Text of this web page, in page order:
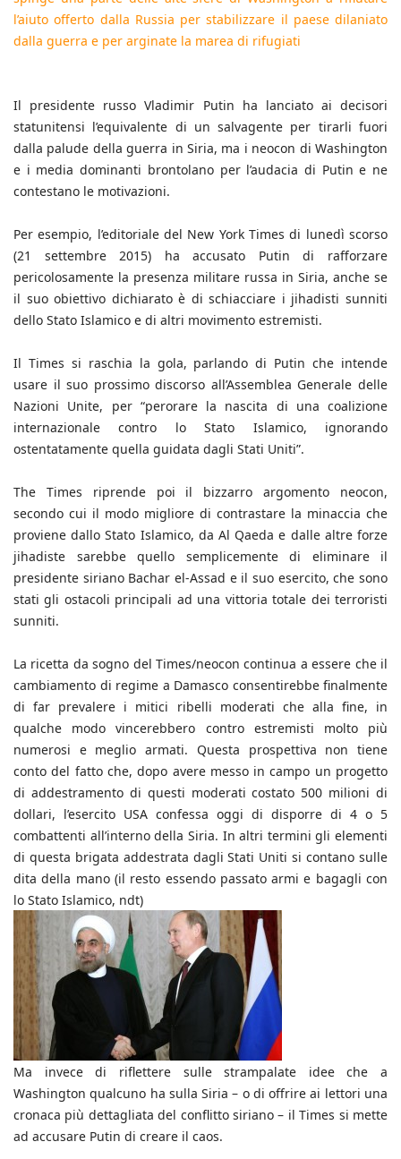
l’aiuto offerto dalla Russia per stabilizzare il paese dilaniato
dalla guerra e per arginate la marea di rifugiati
Il presidente russo Vladimir Putin ha lanciato ai decisori
statunitensi l’equivalente di un salvagente per tirarli fuori
dalla palude della guerra in Siria, ma i neocon di Washington
e i media dominanti brontolano per l’audacia di Putin e ne
contestano le motivazioni.
Per esempio, l’editoriale del New York Times di lunedì scorso
(21 settembre 2015) ha accusato Putin di rafforzare
pericolosamente la presenza militare russa in Siria, anche se
il suo obiettivo dichiarato è di schiacciare i jihadisti sunniti
dello Stato Islamico e di altri movimento estremisti.
Il Times si raschia la gola, parlando di Putin che intende
usare il suo prossimo discorso all’Assemblea Generale delle
Nazioni Unite, per “perorare la nascita di una coalizione
internazionale contro lo Stato Islamico, ignorando
ostentatamente quella guidata dagli Stati Uniti”.
The Times riprende poi il bizzarro argomento neocon,
secondo cui il modo migliore di contrastare la minaccia che
proviene dallo Stato Islamico, da Al Qaeda e dalle altre forze
jihadiste sarebbe quello semplicemente di eliminare il
presidente siriano Bachar el-Assad e il suo esercito, che sono
stati gli ostacoli principali ad una vittoria totale dei terroristi
sunniti.
La ricetta da sogno del Times/neocon continua a essere che il
cambiamento di regime a Damasco consentirebbe finalmente
di far prevalere i mitici ribelli moderati che alla fine, in
qualche modo vincerebbero contro estremisti molto più
numerosi e meglio armati. Questa prospettiva non tiene
conto del fatto che, dopo avere messo in campo un progetto
di addestramento di questi moderati costato 500 milioni di
dollari, l’esercito USA confessa oggi di disporre di 4 o 5
combattenti all’interno della Siria. In altri termini gli elementi
di questa brigata addestrata dagli Stati Uniti si contano sulle
dita della mano (il resto essendo passato armi e bagagli con
lo Stato Islamico, ndt)
Ma invece di riflettere sulle strampalate idee che a
Washington qualcuno ha sulla Siria – o di offrire ai lettori una
cronaca più dettagliata del conflitto siriano – il Times si mette
ad accusare Putin di creare il caos.